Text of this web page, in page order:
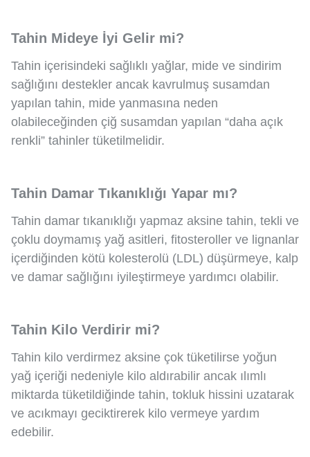
Tahin Mideye İyi Gelir mi?
Tahin içerisindeki sağlıklı yağlar, mide ve sindirim
sağlığını destekler ancak kavrulmuş susamdan
yapılan tahin, mide yanmasına neden
olabileceğinden çiğ susamdan yapılan “daha açık
renkli” tahinler tüketilmelidir.
Tahin Damar Tıkanıklığı Yapar mı?
Tahin damar tıkanıklığı yapmaz aksine tahin, tekli ve
çoklu doymamış yağ asitleri, fitosteroller ve lignanlar
içerdiğinden kötü kolesterolü (LDL) düşürmeye, kalp
ve damar sağlığını iyileştirmeye yardımcı olabilir.
Tahin Kilo Verdirir mi?
Tahin kilo verdirmez aksine çok tüketilirse yoğun
yağ içeriği nedeniyle kilo aldırabilir ancak ılımlı
miktarda tüketildiğinde tahin, tokluk hissini uzatarak
ve acıkmayı geciktirerek kilo vermeye yardım
edebilir.